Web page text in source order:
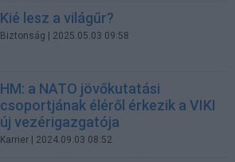
Kié lesz a világűr?
Biztonság | 2025.05.03 09:58
HM: a NATO jövőkutatási
csoportjának éléről érkezik a VIKI
új vezérigazgatója
Karrier | 2024.09.03 08:52